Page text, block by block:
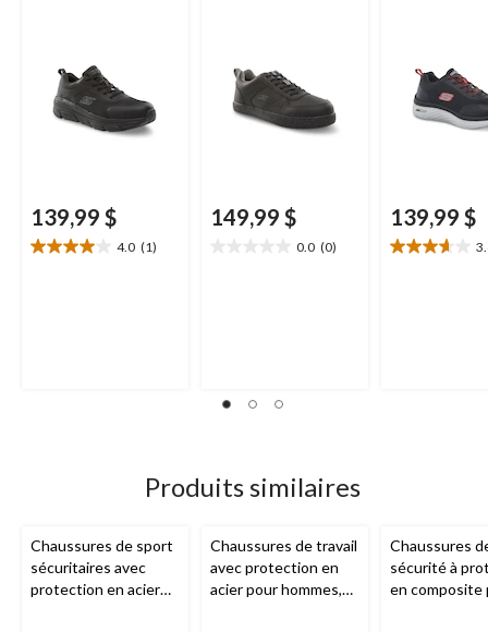
139,99 $
4.0 (1)
4.0
149,99 $
0.0 (0)
139,99 $
3.6
Produits similaires
Chaussures de sport
sécuritaires avec
protection en acier
Chaussures de travail
avec protection en
acier pour hommes,
Chaussures
sécurité à
en composite